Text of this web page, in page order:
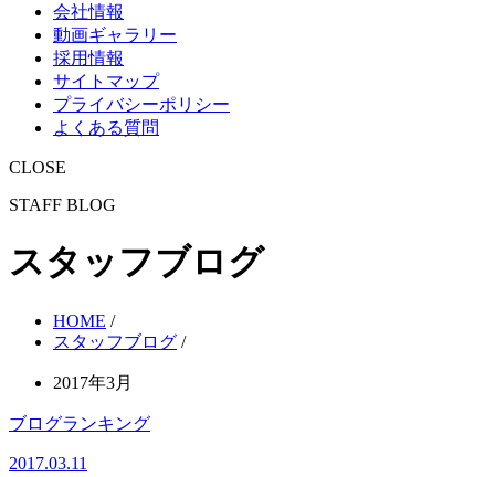
会社情報
動画ギャラリー
採用情報
サイトマップ
プライバシーポリシー
よくある質問
CLOSE
STAFF BLOG
スタッフブログ
HOME /
スタッフブログ /
2017年3月
ブログランキング
2017.03.11